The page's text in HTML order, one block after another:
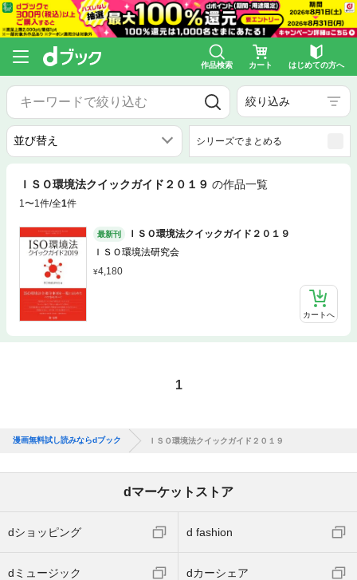
作品検索 カート はじめての方へ
絞り込み
シリーズでまとめる
ＩＳＯ環境法クイックガイド２０１９ の作品一覧
1〜1件/全1件
最新刊
ＩＳＯ環境法クイックガイド２０１９
ＩＳＯ環境法研究会
4,180
カートへ
1
漫画無料試し読みならdブック ＩＳＯ環境法クイックガイド２０１９
dマーケットストア
dショッピング d fashion
dミュージック dカーシェア